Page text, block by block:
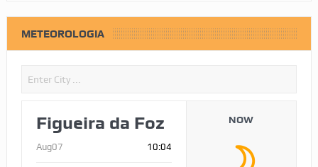
METEOROLOGIA
Figueira da Foz
Aug07 10:04
NOW